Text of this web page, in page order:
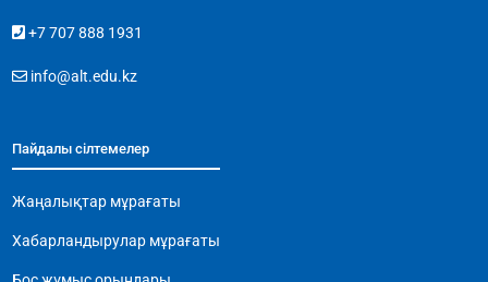
+7 707 888 1931
info@alt.edu.kz
Пайдалы сілтемелер
Жаңалықтар мұрағаты
Хабарландырулар мұрағаты